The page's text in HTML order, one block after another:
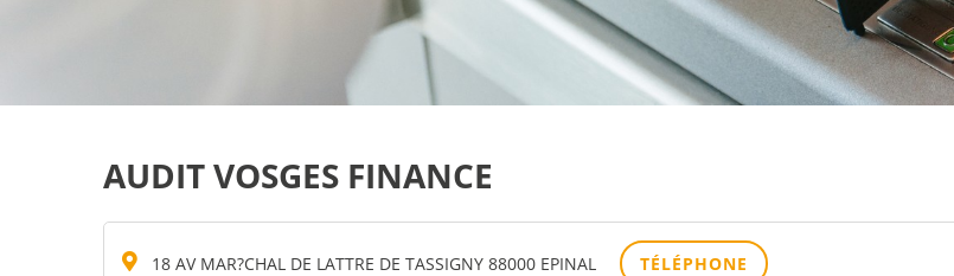
AUDIT VOSGES FINANCE
18 AV MAR?CHAL DE LATTRE DE TASSIGNY 88000 EPINAL TÉLÉPHONE